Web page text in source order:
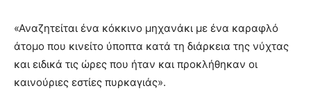
«Αναζητείται ένα κόκκινο μηχανάκι με ένα καραφλό
άτομο που κινείτο ύποπτα κατά τη διάρκεια της νύχτας
και ειδικά τις ώρες που ήταν και προκλήθηκαν οι
καινούριες εστίες πυρκαγιάς».